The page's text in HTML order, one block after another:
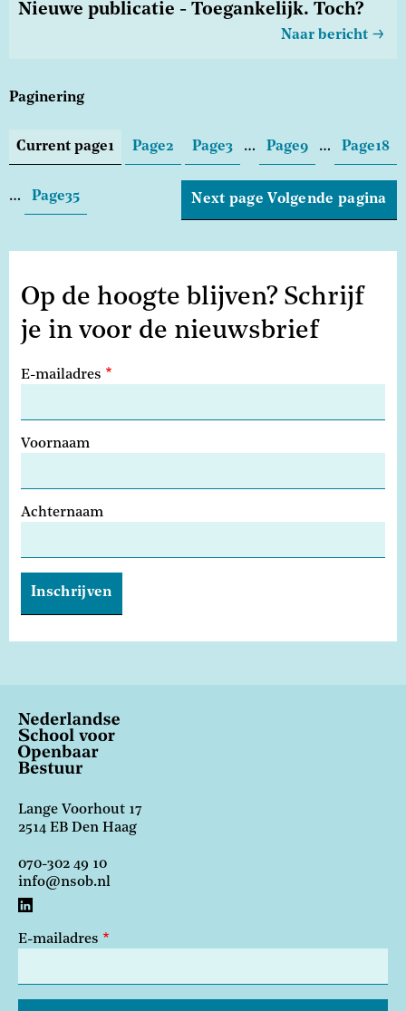
Nieuwe publicatie - Toegankelijk. Toch?
Naar bericht
Paginering
Current page1 Page2 Page3 … Page9 … Page18
… Page35 Next page Volgende pagina
Op de hoogte blijven? Schrijf
je in voor de nieuwsbrief
E-mailadres
Voornaam
Achternaam
Lange Voorhout 17
2514 EB Den Haag
070-302 49 10
info@nsob.nl
E-mailadres